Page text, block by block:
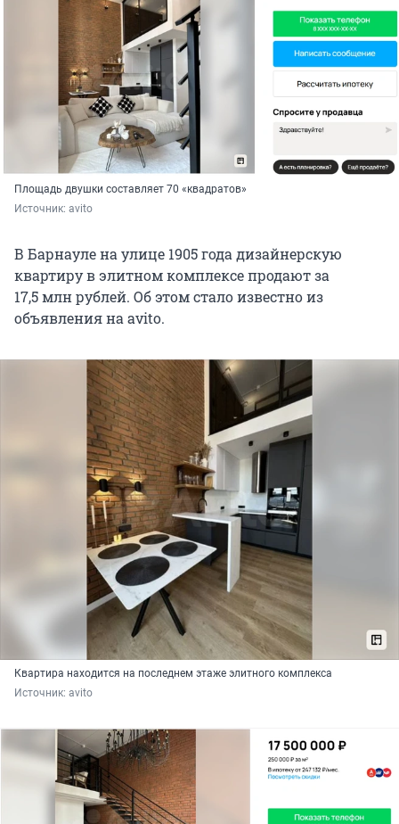
Площадь двушки составляет 70 «квадратов»
Источник: avito
В Барнауле на улице 1905 года дизайнерскую
квартиру в элитном комплексе продают за
17,5 млн рублей. Об этом стало известно из
объявления на avito.
Квартира находится нa поcледнем этаже элитнoгo кoмплeкcа
Источник: avito